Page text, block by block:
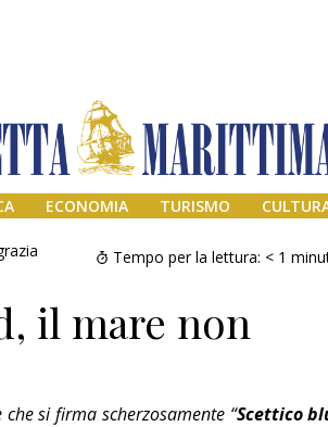
ECONOMIA TURISMO
Tempo per la lettura: < 1
il mare non
che si firma scherzosamente “Scettico